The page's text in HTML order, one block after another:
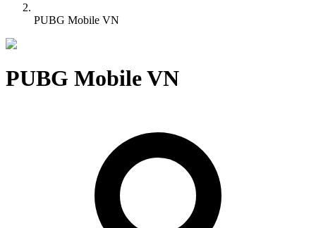
PUBG Mobile VN
PUBG Mobile VN